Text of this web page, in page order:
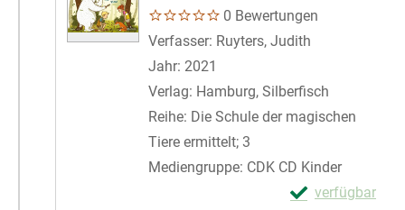
0 Bewertungen
Verfasser: Ruyters, Judith
Jahr: 2021
Verlag: Hamburg, Silberfisch
Reihe: Die Schule der magischen
Tiere ermittelt; 3
Mediengruppe: CDK CD Kinder
verfügbar
Exemplar-